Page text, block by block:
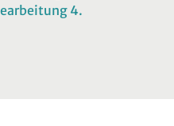
4.